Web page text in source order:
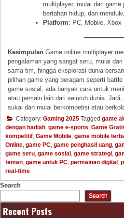
multiplayer, mulai dari game
bertahan hidup, dan
Platform: PC, Mobile, Xbox
Kesimpulan Game online multiplayer
pengalaman yang sangat seru, mulai
sama tim, hingga eksplorasi dunia
pilihan game yang beragam seperti
game sosial, ada banyak cara untuk
atau pemain lain dari seluruh dunia.
sukai dan mulai berkompetisi atau
Category: Gaming 2025 Tagged game
dengan hadiah, game e-sports, Game
kompetitif, Game Mobile, game mobile
Online, game PC, game penghasil uang,
game seru, game sosial , game strategi,
teman, game untuk PC, permainan digital ,
real-time
Search
Search
Recent Posts